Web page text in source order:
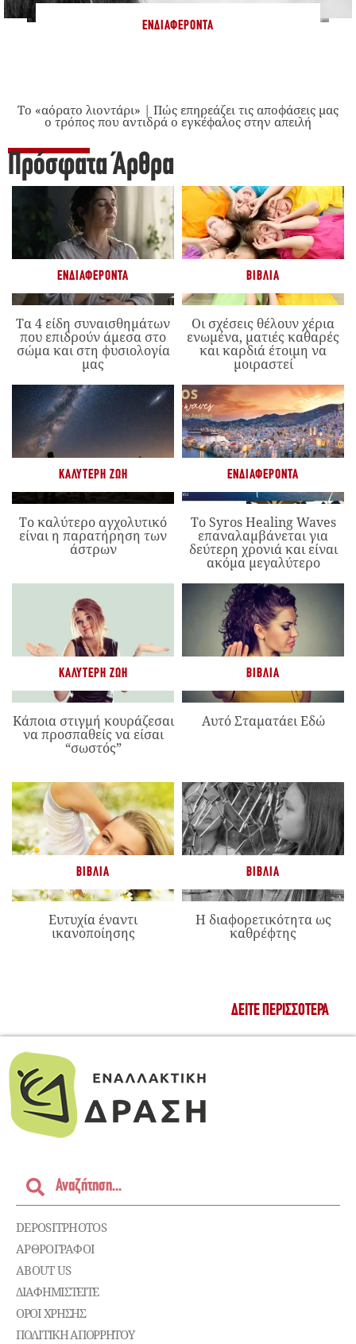
ΕΝΔΙΑΦΈΡΟΝΤΑ
Το «αόρατο λιοντάρι» | Πώς επηρεάζει τις αποφάσεις μας
ο τρόπος που αντιδρά ο εγκέφαλος στην απειλή
Πρόσφατα Άρθρα
ΕΝΔΙΑΦΈΡΟΝΤΑ
Τα 4 είδη συναισθημάτων
που επιδρούν άμεσα στο
σώμα και στη φυσιολογία
μας
ΒΙΒΛΊΑ
Οι σχέσεις θέλουν χέρια
ενωμένα, ματιές καθαρές
και καρδιά έτοιμη να
μοιραστεί
ΚΑΛΎΤΕΡΗ ΖΩΉ
Το καλύτερο αγχολυτικό
είναι η παρατήρηση των
άστρων
ΕΝΔΙΑΦΈΡΟΝΤΑ
Το Syros Healing Waves
επαναλαμβάνεται για
δεύτερη χρονιά και είναι
ακόμα μεγαλύτερο
ΚΑΛΎΤΕΡΗ ΖΩΉ
Κάποια στιγμή κουράζεσαι
να προσπαθείς να είσαι
“σωστός”
ΒΙΒΛΊΑ
Αυτό Σταματάει Εδώ
ΒΙΒΛΊΑ
Ευτυχία έναντι
ικανοποίησης
ΒΙΒΛΊΑ
Η διαφορετικότητα ως
καθρέφτης
ΔΕΊΤΕ ΠΕΡΙΣΣΌΤΕΡΑ
DEPOSITPHOTOS
ΑΡΘΡΟΓΡΑΦΟΙ
ABOUT US
ΔΙΑΦΗΜΙΣΤΕΊΤΕ
ΌΡΟΙ ΧΡΉΣΗΣ
ΠΟΛΙΤΙΚΉ ΑΠΟΡΡΉΤΟΥ